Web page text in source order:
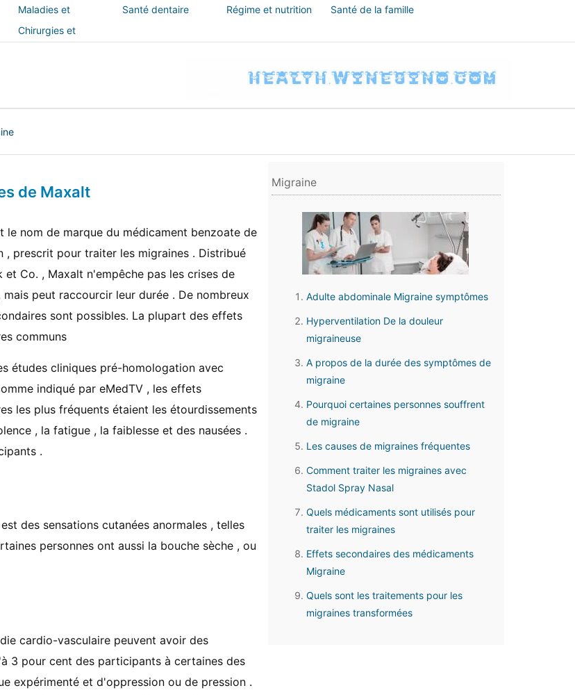
Maladies et
traitements
Santé dentaire Régime et nutrition
Santé de la famille
Chirurgies et
de Maxalt
le nom de marque du médicament benzoate de
, prescrit pour traiter les migraines . Distribué
et Co. , Maxalt n'empêche pas les crises de
mais peut raccourcir leur durée . De nombreux
sont possibles. La plupart des effets
communs
études cliniques pré-homologation avec
indiqué par eMedTV , les effets
les plus fréquents étaient les étourdissements
, la fatigue , la faiblesse et des nausées .
.
des sensations cutanées anormales , telles
personnes ont aussi la bouche sèche , ou
cardio-vasculaire peuvent avoir des
3 pour cent des participants à certaines des
expérimenté et d'oppression ou de pression .
Migraine
Adulte abdominale Migraine symptômes
Hyperventilation De la douleur
migraineuse
A propos de la durée des symptômes de
migraine
Pourquoi certaines personnes souffrent
de migraine
Les causes de migraines fréquentes
Comment traiter les migraines avec
Stadol Spray Nasal
Quels médicaments sont utilisés pour
traiter les migraines
Effets secondaires des médicaments
Migraine
Quels sont les traitements pour les
migraines transformées